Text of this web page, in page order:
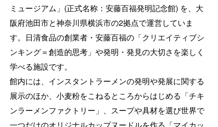
ミュージアム」(正式名称：安藤百福発明記念館) を、大
阪府池田市と神奈川県横浜市の2拠点で運営していま
す。日清食品の創業者・安藤百福の「クリエイティブシ
ンキング＝創造的思考」や発明・発見の大切さを楽しく
学べる施設です。
館内には、インスタントラーメンの発明や発展に関する
展示のほか、小麦粉をこねるところからはじめる「チキ
ンラーメンファクトリー」、スープや具材を選び世界で